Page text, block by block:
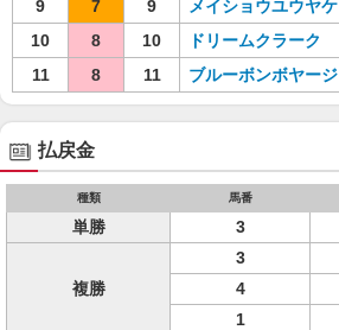
9
7 9 メイショウユウヤケ
10
8 10 ドリームクラーク
11
8 11 ブルーボンボヤージ
払戻金
種類 馬番
単勝 3
複勝
3
4
1